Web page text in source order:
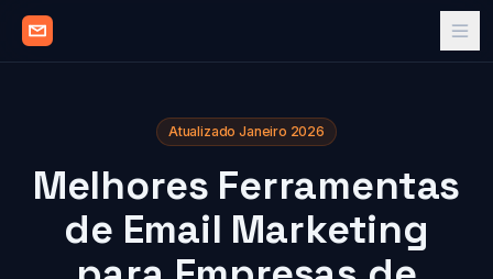
Atualizado Janeiro 2026
Melhores Ferramentas
de Email Marketing